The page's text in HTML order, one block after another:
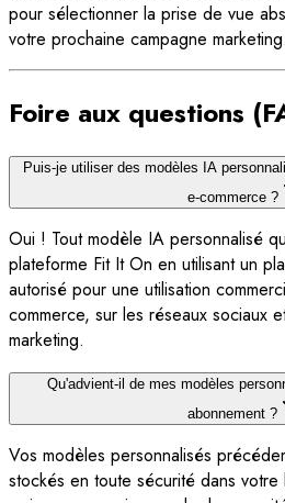
pour sélectionner la prise de vue
votre prochaine campagne marketing.
Foire aux questions
Puis-je utiliser des modèles IA
e-commerce ?
Oui ! Tout modèle IA personnalisé
plateforme Fit It On en utilisant un
autorisé pour une utilisation
commerce, sur les réseaux sociaux
marketing.
Qu'advient-il de mes modèles
abonnement ?
Vos modèles personnalisés
stockés en toute sécurité dans